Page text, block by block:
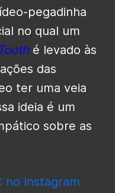
pegadinha
no qual um
é levado às
das
ter uma veia
ideia é um
sobre as
no Instagram